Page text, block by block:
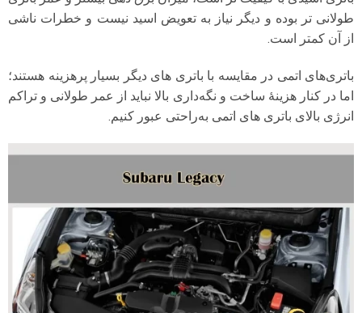
طولانی تر بوده و دیگر نیاز به تعویض اسید نیست و خطرات ناشی
از آن کمتر است.
باتری‌های اتمی در مقایسه با باتری‌ های دیگر بسیار پرهزینه هستند؛
اما در کنار هزینهٔ ساخت و نگه‌داری بالا نباید از عمر طولانی و تراکم
انرژی بالای باتری‌ های اتمی به‌راحتی عبور کنیم.